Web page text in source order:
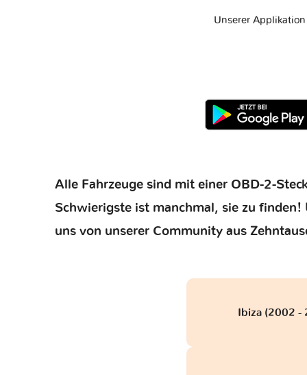
Unserer Applikation
Alle Fahrzeuge sind mit einer OBD-2-
Schwierigste ist manchmal, sie zu
uns von unserer Community aus
Ibiza (2002 -